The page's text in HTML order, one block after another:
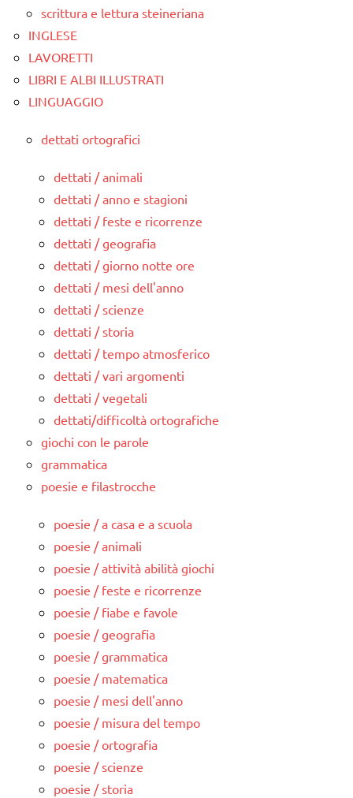
scrittura e lettura steineriana
INGLESE
LAVORETTI
LIBRI E ALBI ILLUSTRATI
LINGUAGGIO
dettati ortografici
dettati / animali
dettati / anno e stagioni
dettati / feste e ricorrenze
dettati / geografia
dettati / giorno notte ore
dettati / mesi dell'anno
dettati / scienze
dettati / storia
dettati / tempo atmosferico
dettati / vari argomenti
dettati / vegetali
dettati/difficoltà ortografiche
giochi con le parole
grammatica
poesie e filastrocche
poesie / a casa e a scuola
poesie / animali
poesie / attività abilità giochi
poesie / feste e ricorrenze
poesie / fiabe e favole
poesie / geografia
poesie / grammatica
poesie / matematica
poesie / mesi dell'anno
poesie / misura del tempo
poesie / ortografia
poesie / scienze
poesie / storia